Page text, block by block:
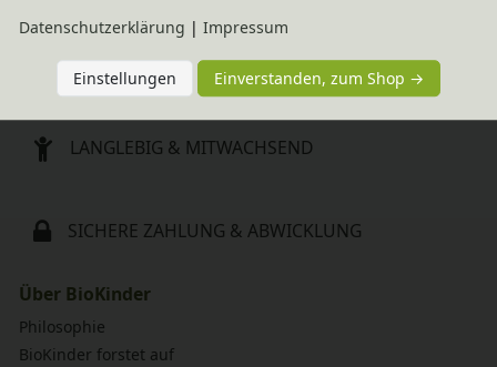
NACHHALTIGES SORTIMENT
LANGLEBIG & MITWACHSEND
SICHERE ZAHLUNG & ABWICKLUNG
Über BioKinder
Philosophie
BioKinder forstet auf
Daten­schutz­erklärung | Impressum
Einstellungen Einverstanden, zum Shop →